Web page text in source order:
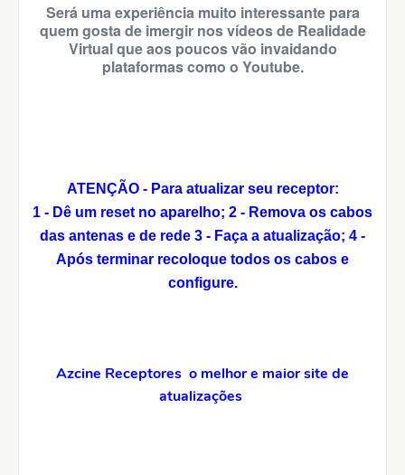
Será uma experiência muito interessante para
quem gosta de imergir nos vídeos de Realidade
Virtual que aos poucos vão invaidando
plataformas como o Youtube.
ATENÇÃO - Para atualizar seu receptor:
1 - Dê um reset no aparelho; 2 - Remova os cabos
das antenas e de rede 3 - Faça a atualização; 4 -
Após terminar recoloque todos os cabos e
configure.
Azcine Receptores o melhor e maior site de
atualizações